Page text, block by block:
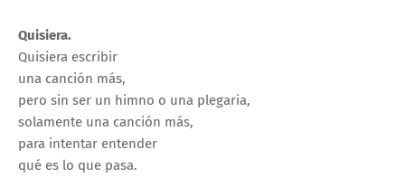
Quisiera.
Quisiera escribir
una canción más,
pero sin ser un himno o una plegaria,
solamente una canción más,
para intentar entender
qué es lo que pasa.